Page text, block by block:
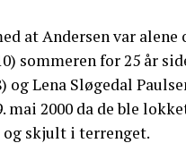
at Andersen var alene
sommeren for 25 år
og Lena Sløgedal
2000 da de ble
skjult i terrenget.